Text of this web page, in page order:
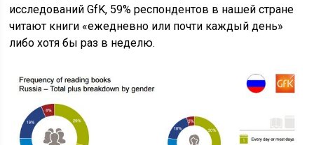
исследований GfK, 59% респондентов в нашей стране
читают книги «ежедневно или почти каждый день»
либо хотя бы раз в неделю.